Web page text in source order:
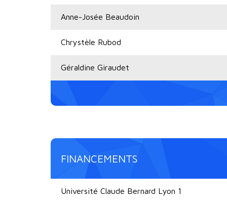
Anne-Josée Beaudoin
Chrystèle Rubod
Géraldine Giraudet
FINANCEMENTS
Université Claude Bernard Lyon 1